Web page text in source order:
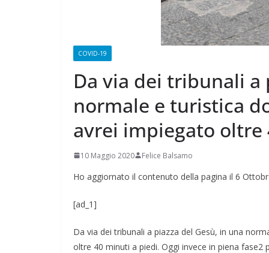
COVID-19
Da via dei tribunali a
normale e turistica
avrei impiegato
10 Maggio 2020 Felice Balsamo
Ho aggiornato il contenuto della pagina il 6
[ad_1]
Da via dei tribunali a piazza del Gesù, in una
oltre 40 minuti a piedi. Oggi invece in piena fase2